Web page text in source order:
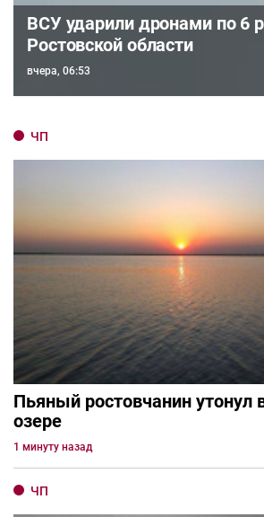
ВСУ ударили дронами по 6
Ростовской области
вчера, 06:53
ЧП
Пьяный ростовчанин утонул
озере
1 минуту назад
ЧП